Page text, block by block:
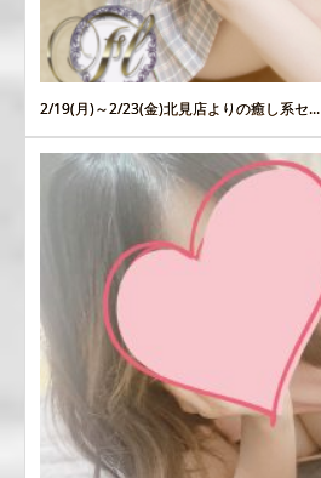
2/19(月)～2/23(金)北見店よりの癒し系セ...